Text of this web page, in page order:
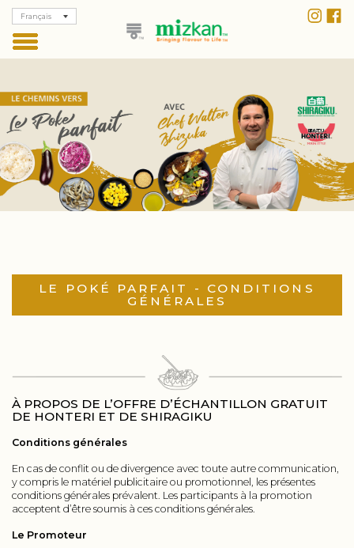
Français
LE POKÉ PARFAIT - CONDITIONS
GÉNÉRALES
À PROPOS DE L’OFFRE D’ÉCHANTILLON GRATUIT
DE HONTERI ET DE SHIRAGIKU
Conditions générales
En cas de conflit ou de divergence avec toute autre communication,
y compris le matériel publicitaire ou promotionnel, les présentes
conditions générales prévalent. Les participants à la promotion
acceptent d’être soumis à ces conditions générales.
Le Promoteur